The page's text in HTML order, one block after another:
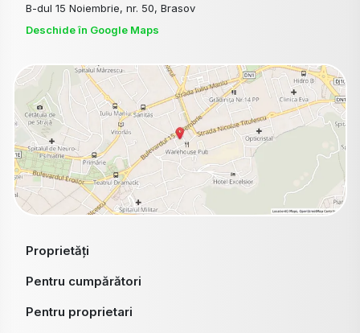
B-dul 15 Noiembrie, nr. 50, Brasov
Deschide în Google Maps
Proprietăți
Pentru cumpărători
Pentru proprietari